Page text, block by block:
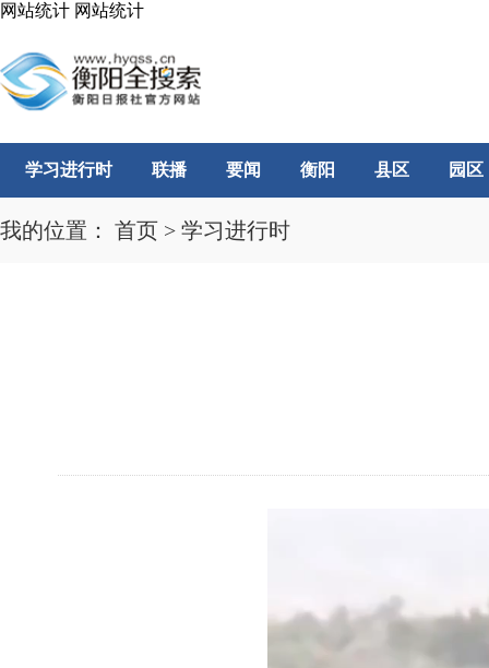
网站统计 网站统计
学习进行时 联播 要闻 衡阳 县区 园区
我的位置： 首页 > 学习进行时